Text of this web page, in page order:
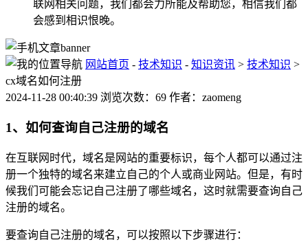
联网相关问题，我们都会力所能及帮助您，相信我们都
会感到相识恨晚。
网站首页 - 技术知识 - 知识资讯 > 技术知识 >
cx域名如何注册
2024-11-28 00:40:39 浏览次数：69 作者：zaomeng
1、如何查询自己注册的域名
在互联网时代，域名是网站的重要标识，每个人都可以通过注
册一个独特的域名来建立自己的个人或商业网站。但是，有时
候我们可能会忘记自己注册了哪些域名，这时就需要查询自己
注册的域名。
要查询自己注册的域名，可以按照以下步骤进行：